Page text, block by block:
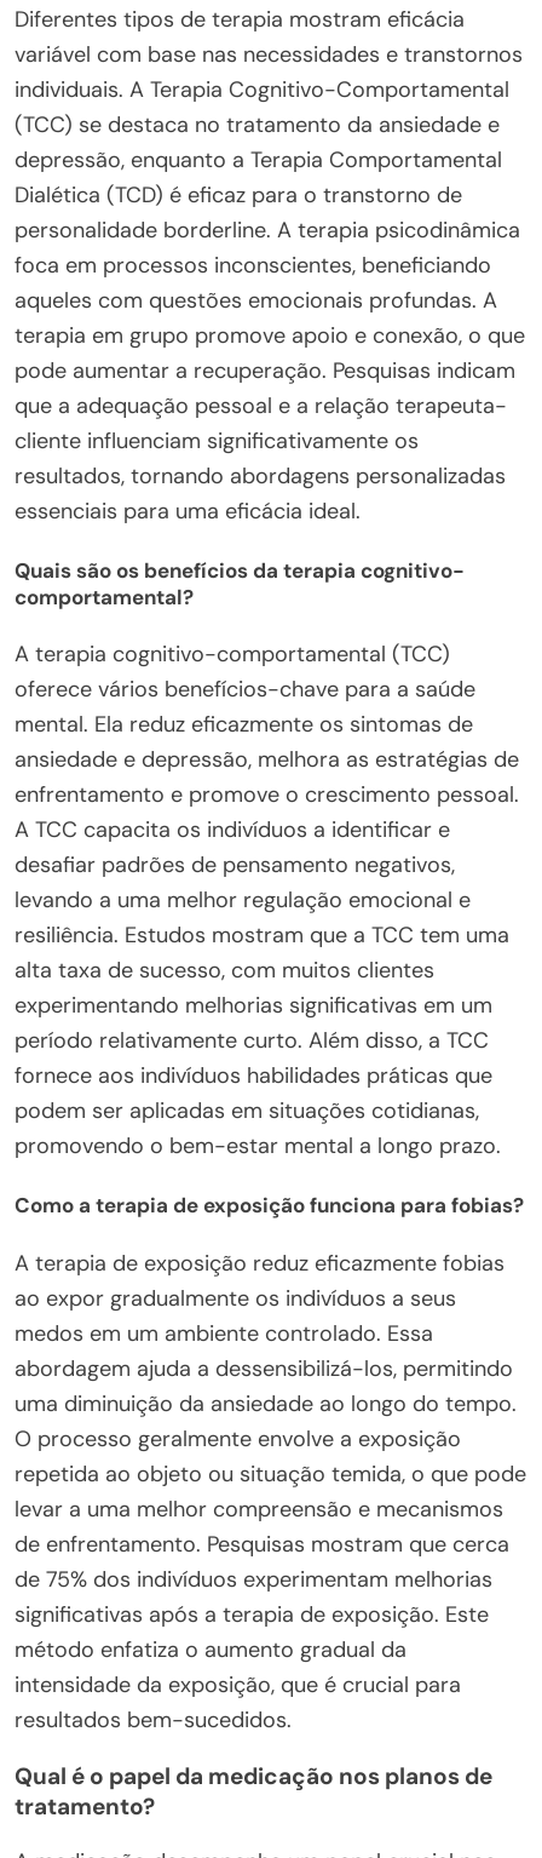
Diferentes tipos de terapia mostram eficácia
variável com base nas necessidades e transtornos
individuais. A Terapia Cognitivo-Comportamental
(TCC) se destaca no tratamento da ansiedade e
depressão, enquanto a Terapia Comportamental
Dialética (TCD) é eficaz para o transtorno de
personalidade borderline. A terapia psicodinâmica
foca em processos inconscientes, beneficiando
aqueles com questões emocionais profundas. A
terapia em grupo promove apoio e conexão, o que
pode aumentar a recuperação. Pesquisas indicam
que a adequação pessoal e a relação terapeuta-
cliente influenciam significativamente os
resultados, tornando abordagens personalizadas
essenciais para uma eficácia ideal.
Quais são os benefícios da terapia cognitivo-
comportamental?
A terapia cognitivo-comportamental (TCC)
oferece vários benefícios-chave para a saúde
mental. Ela reduz eficazmente os sintomas de
ansiedade e depressão, melhora as estratégias de
enfrentamento e promove o crescimento pessoal.
A TCC capacita os indivíduos a identificar e
desafiar padrões de pensamento negativos,
levando a uma melhor regulação emocional e
resiliência. Estudos mostram que a TCC tem uma
alta taxa de sucesso, com muitos clientes
experimentando melhorias significativas em um
período relativamente curto. Além disso, a TCC
fornece aos indivíduos habilidades práticas que
podem ser aplicadas em situações cotidianas,
promovendo o bem-estar mental a longo prazo.
Como a terapia de exposição funciona para fobias?
A terapia de exposição reduz eficazmente fobias
ao expor gradualmente os indivíduos a seus
medos em um ambiente controlado. Essa
abordagem ajuda a dessensibilizá-los, permitindo
uma diminuição da ansiedade ao longo do tempo.
O processo geralmente envolve a exposição
repetida ao objeto ou situação temida, o que pode
levar a uma melhor compreensão e mecanismos
de enfrentamento. Pesquisas mostram que cerca
de 75% dos indivíduos experimentam melhorias
significativas após a terapia de exposição. Este
método enfatiza o aumento gradual da
intensidade da exposição, que é crucial para
resultados bem-sucedidos.
Qual é o papel da medicação nos planos de
tratamento?